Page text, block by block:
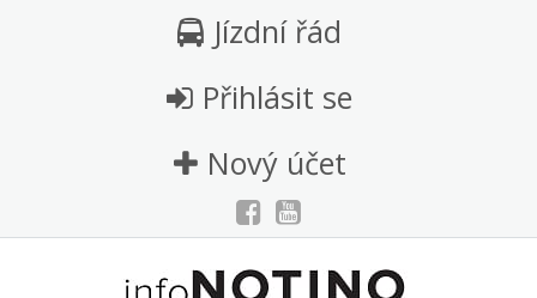
Jízdní řád
Přihlásit se
Nový účet